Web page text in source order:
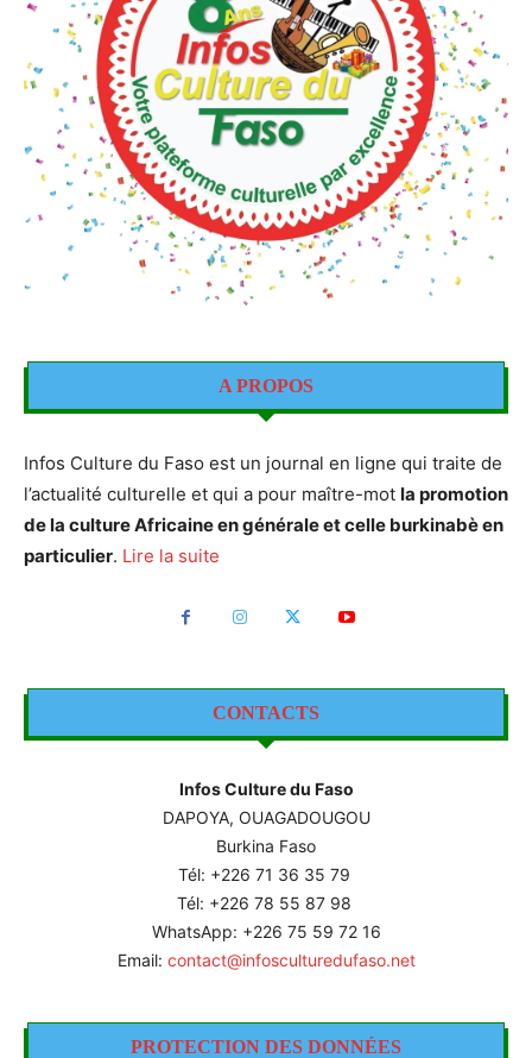
A PROPOS
Infos Culture du Faso est un journal en ligne qui traite de
l’actualité culturelle et qui a pour maître-mot la promotion
de la culture Africaine en générale et celle burkinabè en
particulier. Lire la suite
CONTACTS
Infos Culture du Faso
DAPOYA, OUAGADOUGOU
Burkina Faso
Tél: +226 71 36 35 79
Tél: +226 78 55 87 98
WhatsApp: +226 75 59 72 16
Email: contact@infosculturedufaso.net
PROTECTION DES DONNÉES